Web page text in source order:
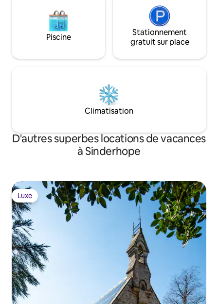
Piscine
Stationnement
gratuit sur place
Climatisation
D'autres superbes locations de vacances
à Sinderhope
Luxe
Luxe